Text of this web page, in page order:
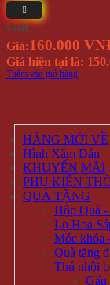
Giá
Giá:160.000
Giá hiện tại là:
Thêm vào giỏ hàng
HÀNG MỚI VỀ
Hình Xăm Dán
KHUYẾN MÃI
PHỤ KIỆN
QUÀ TẶNG
Hộp Quà
Lọ Hoa
Móc khóa
Quà tặng
Thú nhồi
Gấu